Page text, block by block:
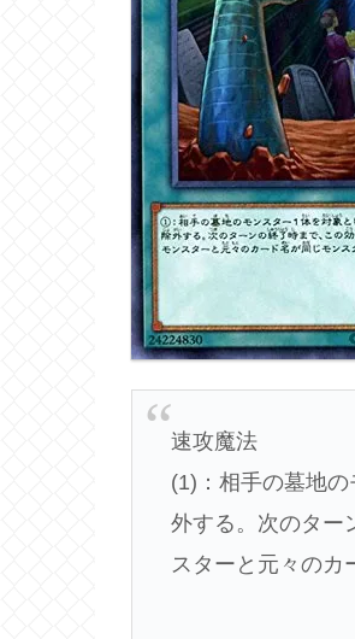
速攻魔法
(1)：相手の墓地
外する。次のター
スターと元々のカ